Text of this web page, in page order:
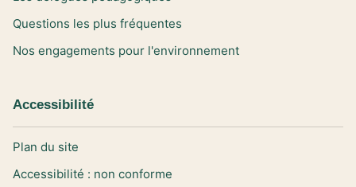
Questions les plus fréquentes
Nos engagements pour l'environnement
Accessibilité
Plan du site
Accessibilité : non conforme